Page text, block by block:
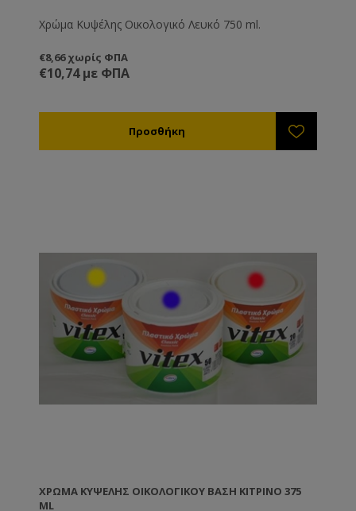
Χρώμα Κυψέλης Οικολογικό Λευκό 750 ml.
€8,66 χωρίς ΦΠΑ
€10,74 με ΦΠΑ
ΧΡΏΜΑ ΚΥΨΈΛΗΣ ΟΙΚΟΛΟΓΙΚΟΎ ΒΑΣΗ ΚΊΤΡΙΝΟ 375
ML